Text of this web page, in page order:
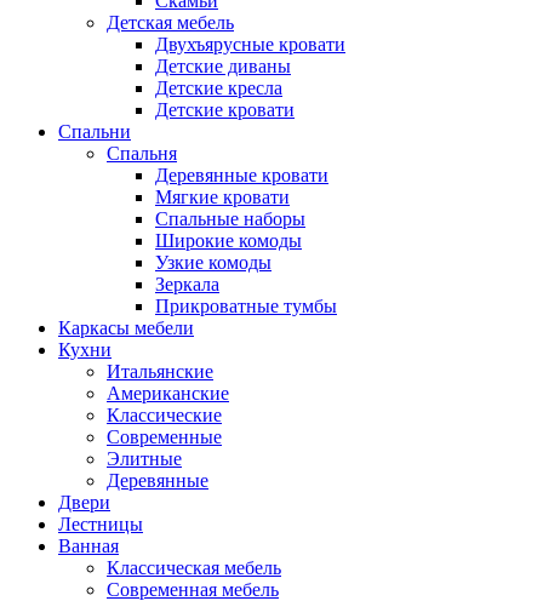
Детская мебель
Двухъярусные кровати
Детские диваны
Детские кресла
Детские кровати
Спальни
Спальня
Деревянные кровати
Мягкие кровати
Спальные наборы
Широкие комоды
Узкие комоды
Зеркала
Прикроватные тумбы
Каркасы мебели
Кухни
Итальянские
Американские
Классические
Современные
Элитные
Деревянные
Двери
Лестницы
Ванная
Классическая мебель
Современная мебель